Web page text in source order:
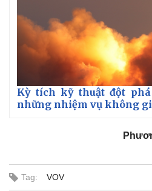
Kỳ tích kỹ thuật đột
những nhiệm vụ không
Tag: VOV